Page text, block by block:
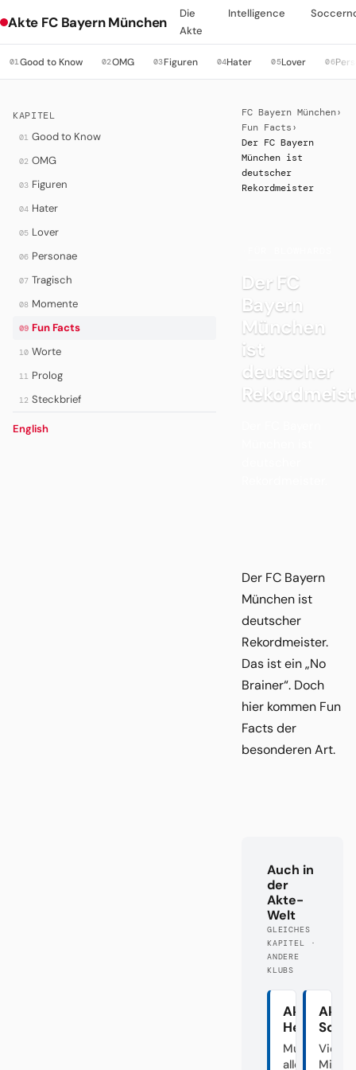
Akte FC Bayern München
Die
Akte
Intelligence
01Good to Know 02OMG 03Figuren 04Hater 05Lover 06
KAPITEL
01 Good to Know
02 OMG
03 Figuren
04 Hater
05 Lover
06 Personae
07 Tragisch
08 Momente
09 Fun Facts
10 Worte
11 Prolog
12 Steckbrief
English
FC Bayern München›
Fun Facts ›
Der FC Bayern
München ist
deutscher
Rekordmeister
Der FC
Bayern
München
ist
deutscher
Der FC Bayern
München ist
deutscher
Rekordmeister.
Das ist ein „No
Brainer“. Doch
hier kommen Fun
Facts der
besonderen Art.
Auch in
der
Akte-
Welt
GLEICHES
KAPITEL ·
ANDERE
KLUBS
Akte
Hertha
Mutter
aller
Akte
Vier